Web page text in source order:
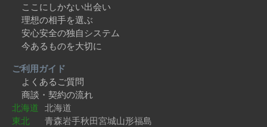
ここにしかない出会い
理想の相手を選ぶ
安心安全の独自システム
今あるものを大切に
ご利用ガイド
よくあるご質問
商談・契約の流れ
北海道 北海道
東北
青森岩手秋田宮城山形福島